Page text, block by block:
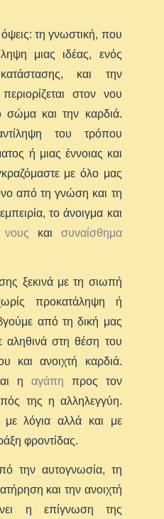
τη γνωστική, που
μιας ιδέας, ενός
και την
στον νου
σώμα και την καρδιά.
του τρόπου
ή μιας έννοιας και
με όλο μας
από τη γνώση και τη
το άνοιγμα και
νους και συναίσθημα
ξεκινά με τη σιωπή
προκατάληψη ή
από τη δική μας
αληθινά στη θέση του
και ανοιχτή καρδιά.
η αγάπη προς τον
της η αλληλεγγύη.
με λόγια αλλά και με
φροντίδας.
την αυτογνωσία, τη
και την ανοιχτή
η επίγνωση της